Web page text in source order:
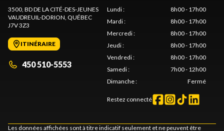
3500, BD DE LA CITÉ-DES-JEUNES
VAUDREUIL-DORION, QUÉBEC
J7V 3Z3
ITINÉRAIRE
450 510-5553
Lundi:
8h00 - 17h00
Mardi:
8h00 - 17h00
Mercredi:
8h00 - 17h00
Jeudi:
8h00 - 17h00
Vendredi:
8h00 - 17h00
Samedi:
7h00 - 12h00
Dimanche: Fermé
Restez connecté
Les données affichées sont à titre indicatif seulement et ne peuvent être